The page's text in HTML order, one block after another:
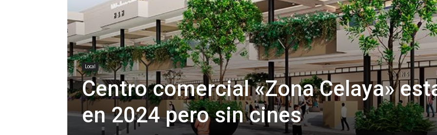
Local
Centro comercial «Zona Celaya»
en 2024 pero sin cines